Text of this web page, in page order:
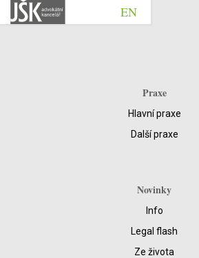
EN
Praxe
Hlavní praxe
Další praxe
Novinky
Info
Legal flash
Ze života